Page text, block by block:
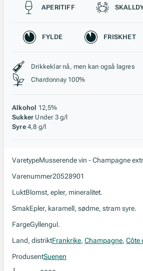
Passer til
APERITIFF
Karakteristikk
FYLDE FRISKHET
Stil, lagring og råstoff
Drikkeklar nå, men kan også lagres
Chardonnay 100%
Alkohol 12,5%
Sukker Under 3 g/l
Syre 4,8 g/l
VaretypeMusserende vin - Champagne
Varenummer20528901
LuktBlomst, epler, mineralitet.
SmakEpler, karamell, sødme, stram syre.
FargeGyllengul.
Land, distriktFrankrike, Champagne, Côte
ProdusentSuenen